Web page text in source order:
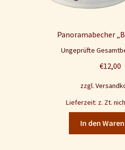
Panoramabecher
Ungeprüfte
€12,00
zzgl.
Lieferzeit: z. Zt.
In den